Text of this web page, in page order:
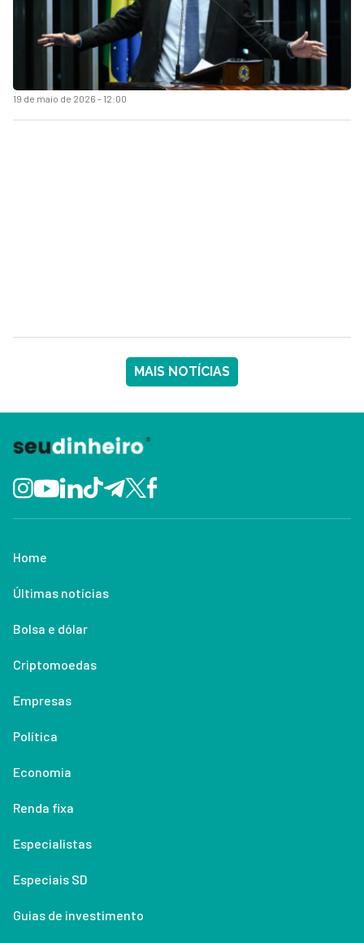
19 de maio de 2026 - 12:00
MAIS NOTÍCIAS
Home
Últimas notícias
Bolsa e dólar
Criptomoedas
Empresas
Política
Economia
Renda fixa
Especialistas
Especiais SD
Guias de investimento